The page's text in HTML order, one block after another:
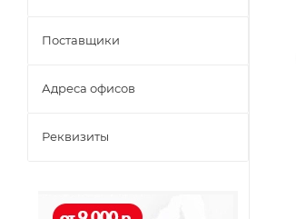
Поставщики
Адреса офисов
Реквизиты